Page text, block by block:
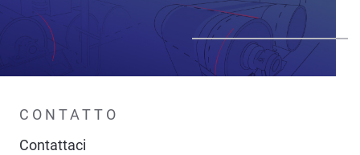
CONTATTO
Contattaci